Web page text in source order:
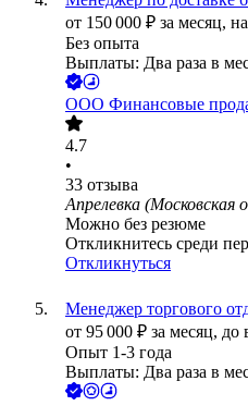
от 150 000 ₽ за месяц,
Без опыта
Выплаты: Два раза в
ООО Финансовые
4.7
•
33 отзыва
Апрелевка (Московская
Можно без резюме
Откликнитесь среди
Откликнуться
Менеджер торгового
от 95 000 ₽ за месяц, до
Опыт 1-3 года
Выплаты: Два раза в